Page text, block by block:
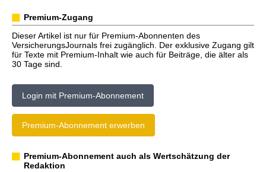
Premium-Zugang
Dieser Artikel ist nur für Premium-Abonnenten des
VersicherungsJournals frei zugänglich. Der exklusive Zugang gilt
für Texte mit Premium-Inhalt wie auch für Beiträge, die älter als
30 Tage sind.
Login mit Premium-Abonnement
Premium-Abonnement erwerben
Premium-Abonnement auch als Wertschätzung der
Redaktion